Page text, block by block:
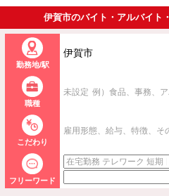
伊賀市のバイト・アルバイト
勤務地/駅
伊賀市
職種
未設定 例）食品、事務、
こだわり
雇用形態、給与、特徴、そ
フリーワード